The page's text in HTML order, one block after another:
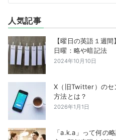
人気記事
【曜日の英語１週
日曜：略や暗記法
2024年10月10日
X（旧Twitter）のセ
方法とは？
2026年1月1日
「a.k.a」って何の